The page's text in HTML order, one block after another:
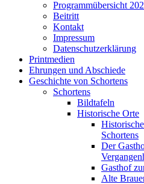
Programmübersicht
Beitritt
Kontakt
Impressum
Datenschutzerklärung
Printmedien
Ehrungen und Abschiede
Geschichte von Schortens
Schortens
Bildtafeln
Historische Orte
Schortens
Der
Gasthof
Alte